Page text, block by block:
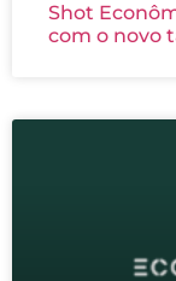
Shot
com o novo